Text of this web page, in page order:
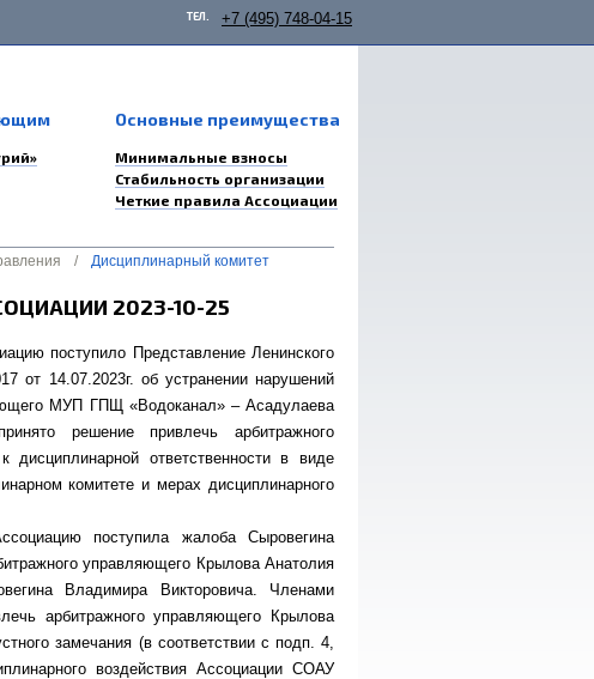
ТЕЛ. +7 (495) 748-04-15
Основные преимущества
Минимальные взносы
Стабильность организации
Четкие правила Ассоциации
/ Дисциплинарный комитет
2023-10-25
поступило Представление Ленинского
от 14.07.2023г. об устранении нарушений
МУП ГПЩ «Водоканал» – Асадулаева
решение привлечь арбитражного
ответственности в виде
комитете и мерах дисциплинарного
поступила жалоба Сыровегина
управляющего Крылова Анатолия
Владимира Викторовича. Членами
арбитражного управляющего Крылова
замечания (в соответствии с подп. 4,
воздействия Ассоциации СОАУ